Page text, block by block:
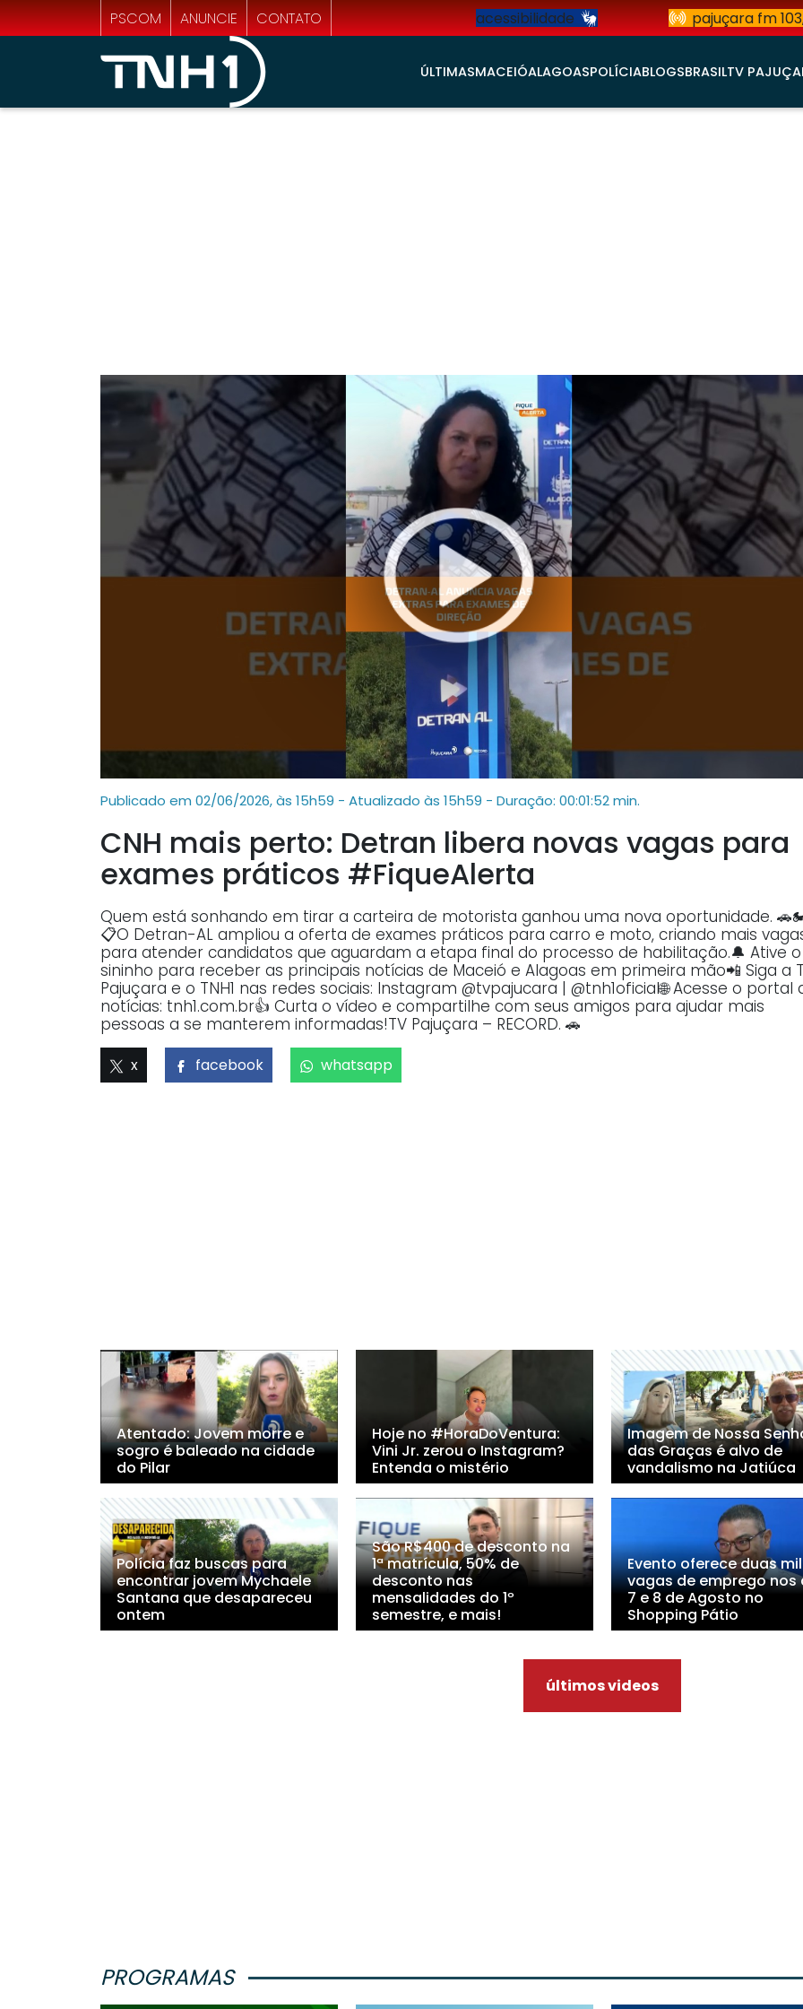
PSCOM ANUNCIE CONTATO acessibilidade pajuçara fm
ÚLTIMASMACEIÓALAGOASPOLÍCIABLOGSBRASILTV
Publicado em 02/06/2026, às 15h59 - Atualizado às 15h59 - Duração: 00:01:52 min.
CNH mais perto: Detran libera novas vagas para
exames práticos #FiqueAlerta
Quem está sonhando em tirar a carteira de motorista ganhou uma nova oportunidade.
📋O Detran-AL ampliou a oferta de exames práticos para carro e moto, criando mais
para atender candidatos que aguardam a etapa final do processo de habilitação.🔔 Ative o
sininho para receber as principais notícias de Maceió e Alagoas em primeira mão📲 Siga a
Pajuçara e o TNH1 nas redes sociais: Instagram @tvpajucara | @tnh1oficial🌐 Acesse o portal
notícias: tnh1.com.br👍 Curta o vídeo e compartilhe com seus amigos para ajudar mais
pessoas a se manterem informadas!TV Pajuçara – RECORD. 🚗
x facebook whatsapp
Atentado: Jovem morre e
sogro é baleado na cidade
do Pilar
Hoje no #HoraDoVentura:
Vini Jr. zerou o Instagram?
Entenda o mistério
Imagem de Nossa
das Graças é alvo de
vandalismo na Jatiúca
Polícia faz buscas para
encontrar jovem Mychaele
Santana que desapareceu
ontem
São R$400 de desconto na
1ª matrícula, 50% de
desconto nas
mensalidades do 1º
semestre, e mais!
Evento oferece duas mil
vagas de emprego nos
7 e 8 de Agosto no
Shopping Pátio
últimos videos
PROGRAMAS